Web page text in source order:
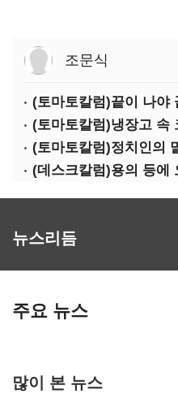
조문식
(토마토칼럼)끝이 나야
(토마토칼럼)냉장고 속
(토마토칼럼)정치인의
(데스크칼럼)용의 등에
뉴스리듬
주요 뉴스
많이 본 뉴스